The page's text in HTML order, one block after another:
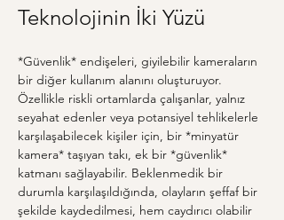
Teknolojinin İki Yüzü
*Güvenlik* endişeleri, giyilebilir kameraların
bir diğer kullanım alanını oluşturuyor.
Özellikle riskli ortamlarda çalışanlar, yalnız
seyahat edenler veya potansiyel tehlikelerle
karşılaşabilecek kişiler için, bir *minyatür
kamera* taşıyan takı, ek bir *güvenlik*
katmanı sağlayabilir. Beklenmedik bir
durumla karşılaşıldığında, olayların şeffaf bir
şekilde kaydedilmesi, hem caydırıcı olabilir